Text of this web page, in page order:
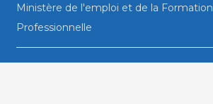
Ministère de l'emploi et de la Formation
Professionnelle